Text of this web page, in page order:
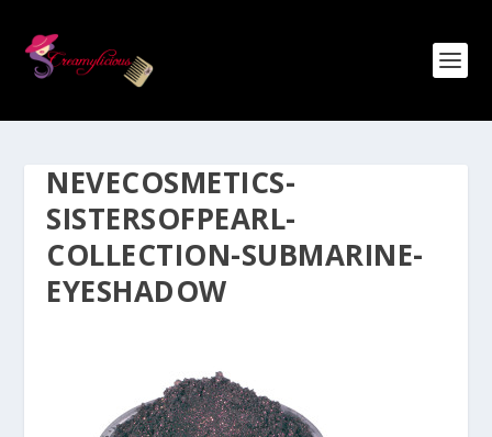
NEVECOSMETICS-
SISTERSOFPEARL-
COLLECTION-SUBMARINE-
EYESHADOW